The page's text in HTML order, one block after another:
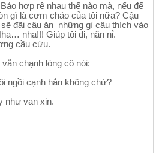
hợp rê nhau thế nào mà, nếu để
gì là cơm cháo của tôi nữa? Cậu
đãi cậu ăn những gì cậu thích vào
nha!!! Giúp tôi đi, năn nỉ. _
cầu cứu.
chạnh lòng cô nói:
ngồi cạnh hắn không chứ?
như van xin.